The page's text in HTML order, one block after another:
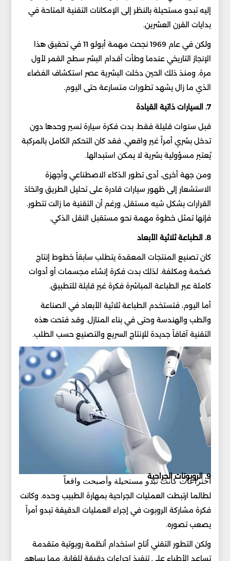
إليه تبدو مستحيلة بالنظر إلى الإمكانات التقنية المتاحة في
بدايات القرن العشرين.
ولكن في عام 1969 نجحت مهمة أبولو 11 في تحقيق هذا
الإنجاز التاريخي عندما وطأت أقدام البشر سطح القمر لأول
مرة. ومنذ ذلك الحين دخلت البشرية عصر استكشاف الفضاء
الذي ما زال يشهد تطورات متسارعة حتى اليوم.
7. السيارات ذاتية القيادة
قبل سنوات قليلة فقط. بدت فكرة سيارة تسير وحدها دون
تدخل بشري أمراً غير واقعي. فقد كان التحكم الكامل بالمركبة
يُعتبر مسؤولية بشرية لا يمكن استبدالها.
ومن جهة أخرى، أدى تطور الذكاء الاصطناعي وأجهزة
الاستشعار إلى ظهور سيارات قادرة على تحليل الطريق واتخاذ
القرارات بشكل شبه مستقل. ورغم أن التقنية ما زالت تتطور.
فإنها تمثل خطوة مهمة نحو مستقبل النقل الذكي.
8. الطباعة ثلاثية الأبعاد
كان تصنيع المنتجات المعقدة يتطلب سابقاً خطوط إنتاج
ضخمة ومكلفة. لذلك بدت فكرة إنشاء مجسمات أو أدوات
كاملة عبر الطباعة المباشرة فكرة غير قابلة للتطبيق.
أما اليوم، فتستخدم الطباعة ثلاثية الأبعاد في الصناعة
والطب والهندسة وحتى في بناء المنازل. وقد فتحت هذه
التقنية آفاقاً جديدة للإنتاج السريع والتصنيع حسب الطلب.
اختراعات كانت تبدو مستحيلة وأصبحت واقعاً
9. الروبوتات الجراحية
لطالما ارتبطت العمليات الجراحية بمهارة الطبيب وحده. وكانت
فكرة مشاركة الروبوت في إجراء العمليات الدقيقة تبدو أمراً
يصعب تصوره.
ولكن التطور التقني أتاح استخدام أنظمة روبوتية متقدمة
تساعد الأطباء على تنفيذ إجراءات دقيقة للغاية. مما يساهم